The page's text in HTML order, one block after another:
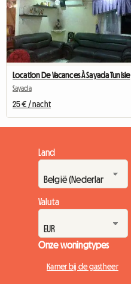
Location De Vacances À Sayada Tunisie
Sayada
25 € / nacht
Land
Valuta
Onze woningtypes
Kamer bij de gastheer